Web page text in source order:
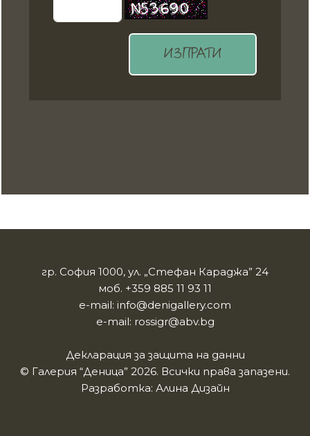
ИЗПРАТИ
гр. София 1000, ул. „Стефан Караджа” 24
моб. +359 885 11 93 11
e-mail: info@denigallery.com
e-mail: rossigr@abv.bg
Декларация за защита на данни
© Галерия “Деница” 2026. Всички права запазени.
Разработка: Алина Дизайн